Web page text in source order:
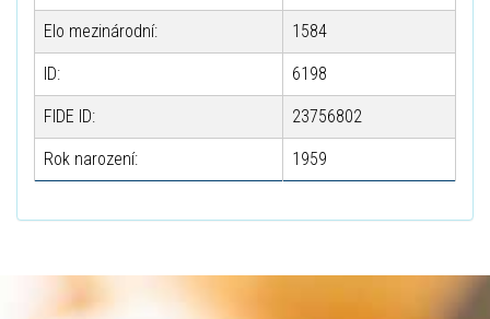
Elo mezinárodní: 1584
ID: 6198
FIDE ID: 23756802
Rok narození: 1959